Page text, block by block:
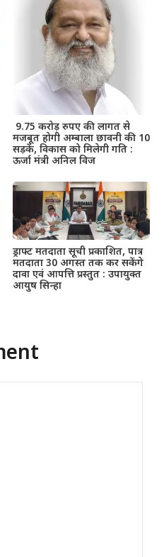
9.75 करोड़ रुपए की लागत से
मजबूत होगी अम्बाला छावनी की 10
सड़कें, विकास को मिलेगी गति :
ऊर्जा मंत्री अनिल विज
ड्राफ्ट मतदाता सूची प्रकाशित, पात्र
मतदाता 30 अगस्त तक कर सकेंगे
दावा एवं आपत्ति प्रस्तुत : उपायुक्त
आयुष सिन्हा